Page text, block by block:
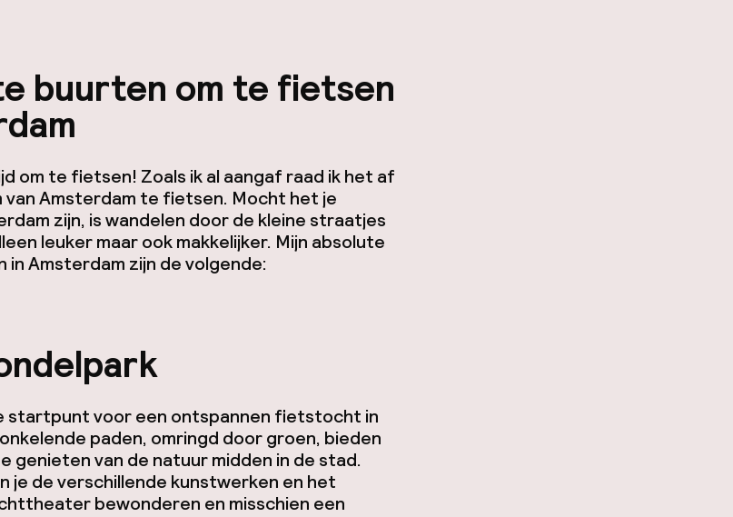
buurten om te fietsen
om te fietsen! Zoals ik al aangaf raad ik het af
van Amsterdam te fietsen. Mocht het je
zijn, is wandelen door de kleine straatjes
leuker maar ook makkelijker. Mijn absolute
Amsterdam zijn de volgende:
startpunt voor een ontspannen fietstocht in
paden, omringd door groen, bieden
genieten van de natuur midden in de stad.
je de verschillende kunstwerken en het
bewonderen en misschien een